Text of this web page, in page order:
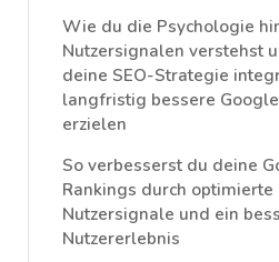
Wie du die Psychologie
Nutzersignalen verstehst
deine SEO-Strategie
langfristig bessere
erzielen
So verbesserst du deine
Rankings durch optimierte
Nutzersignale und ein
Nutzererlebnis